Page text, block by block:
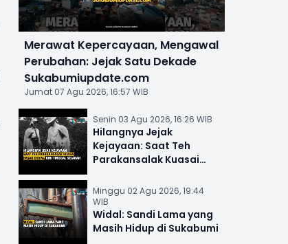
Merawat Kepercayaan, Mengawal
Perubahan: Jejak Satu Dekade
Sukabumiupdate.com
Jumat 07 Agu 2026, 16:57 WIB
Senin 03 Agu 2026, 16:26 WIB
Hilangnya Jejak
Kejayaan: Saat Teh
Parakansalak Kuasai
Sejarah
Minggu 02 Agu 2026, 19:44
WIB
Widal: Sandi Lama yang
Masih Hidup di Sukabumi